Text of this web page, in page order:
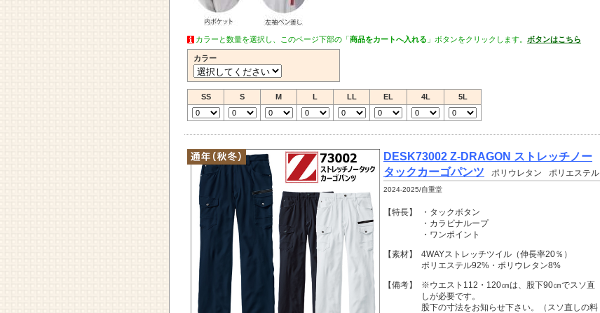
カラーと数量を選択し、このページ下部の「商品をカートへ入れる 」ボタンをクリックします。 ボタンはこちら
カラー
SS S M L LL EL 4L 5L
DESK73002 Z-DRAGON ストレッチノー
タックカーゴパンツ
ポリウレタン ポリエステル
2024-2025/自重堂
【特長】
・タックボタン
・カラビナループ
・ワンポイント
【素材】
4WAYストレッチツイル（伸長率20％）
ポリエステル92%・ポリウレタン8%
【備考】
※ウエスト112・120㎝は、股下90㎝でスソ直
しが必要です。
股下の寸法をお知らせ下さい。（スソ直しの料